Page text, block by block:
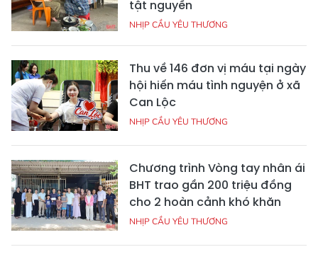
tật nguyền
NHỊP CẦU YÊU THƯƠNG
Thu về 146 đơn vị máu tại ngày
hội hiến máu tình nguyện ở xã
Can Lộc
NHỊP CẦU YÊU THƯƠNG
Chương trình Vòng tay nhân ái
BHT trao gần 200 triệu đồng
cho 2 hoàn cảnh khó khăn
NHỊP CẦU YÊU THƯƠNG